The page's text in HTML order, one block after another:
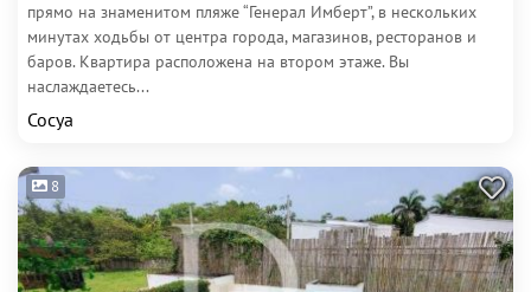
прямо на знаменитом пляже “Генерал Имберт”, в нескольких
минутах ходьбы от центра города, магазинов, ресторанов и
баров. Квартира расположена на втором этаже. Вы
наслаждаетесь...
Сосуа
8